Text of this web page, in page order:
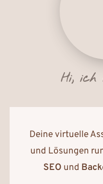
Hi, ich
Deine virtuelle
und Lösungen
SEO und